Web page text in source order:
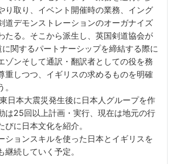
り取り、イベント開催時の業務、イング
道デモンストレーションのオーガナイズ
たる。そこから派生し、英国剣道協会が
関するパートナーシップを締結する際に
ゾンそして通訳・翻訳者としての役を務
重しつつ、イギリスの求めるものを明確
日本大震災発生後に日本人グループを作
は25回以上計画・実行、現在は地元の行
に日本文化を紹介。
ションスキルを使った日本とイギリスを
続していく予定。